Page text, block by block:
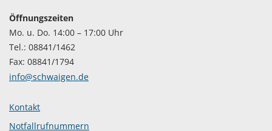
Öffnungszeiten
Mo. u. Do. 14:00 – 17:00 Uhr
Tel.: 08841/1462
Fax: 08841/1794
info@schwaigen.de
Kontakt
Notfallrufnummern